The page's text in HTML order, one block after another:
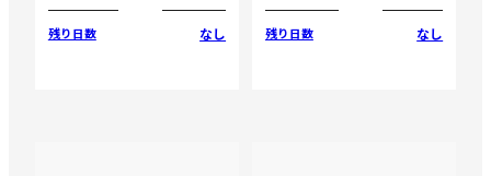
残り日数 なし 残り日数 なし